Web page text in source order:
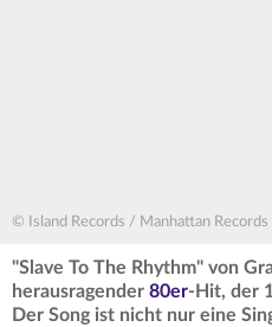
© Island Records / Manhattan Records
"Slave To The Rhythm" von
herausragender 80er-Hit, der
Der Song ist nicht nur eine